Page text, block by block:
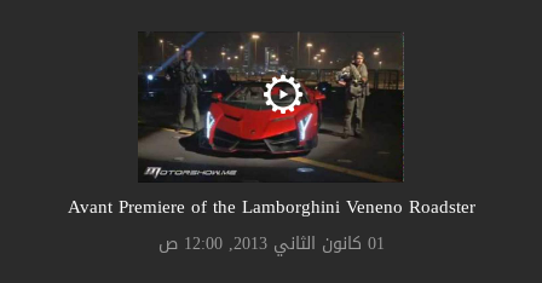
Avant Premiere of the Lamborghini Veneno Roadster
01 كانون الثاني 2013, 12:00 ص